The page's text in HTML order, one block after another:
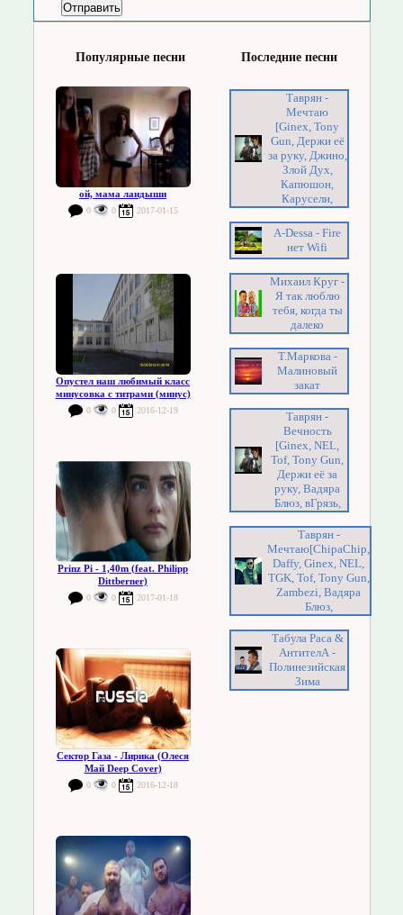
Популярные песни
ой, мама ландыши
0 0 2017-01-15
Опустел наш любимый класс
минусовка с титрами (минус)
0 0 2016-12-19
Prinz Pi - 1,40m (feat. Philipp
Dittberner)
0 0 2017-01-18
Сектор Газа - Лирика (Олеся
Май Deep Cover)
0 0 2016-12-18
Последние песни
Таврян -
Мечтаю
[Ginex, Tony
Gun, Держи её
за руку, Джино,
Злой Дух,
Капюшон,
Карусели,
A-Dessa - Fire
нет Wifi
Михаил Круг -
Я так люблю
тебя, когда ты
далеко
Т.Маркова -
Малиновый
закат
Таврян -
Вечность
[Ginex, NEL,
Tof, Tony Gun,
Держи её за
руку, Вадяра
Блюз, вГрязь,
Таврян -
Мечтаю[ChipaChip,
Daffy, Ginex, NEL,
TGK, Tof, Tony Gun,
Zambezi, Вадяра
Блюз,
Табула Раса &
АнтителА -
Полинезийская
Зима